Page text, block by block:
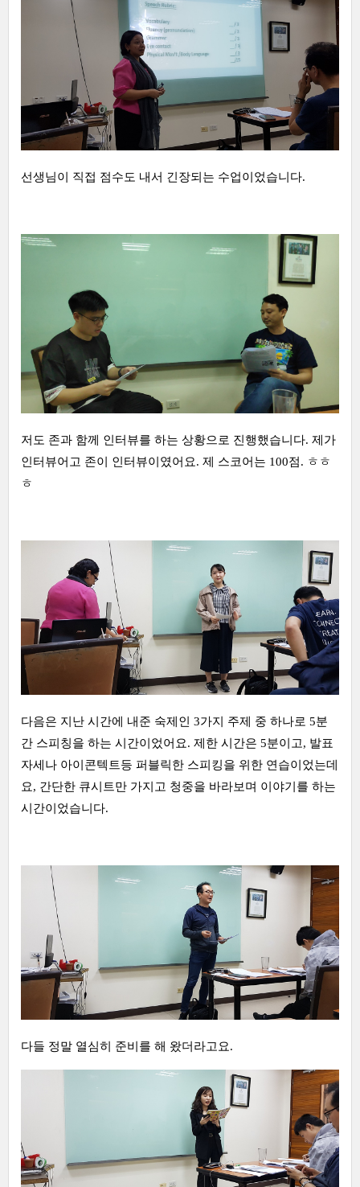
선생님이 직접 점수도 내서 긴장되는 수업이었습니다.
저도 존과 함께 인터뷰를 하는 상황으로 진행했습니다. 제가
인터뷰어고 존이 인터뷰이였어요. 제 스코어는 100점. ㅎㅎ
ㅎ
다음은 지난 시간에 내준 숙제인 3가지 주제 중 하나로 5분
간 스피칭을 하는 시간이었어요. 제한 시간은 5분이고, 발표
자세나 아이콘텍트등 퍼블릭한 스피킹을 위한 연습이었는데
요, 간단한 큐시트만 가지고 청중을 바라보며 이야기를 하는
시간이었습니다.
다들 정말 열심히 준비를 해 왔더라고요.